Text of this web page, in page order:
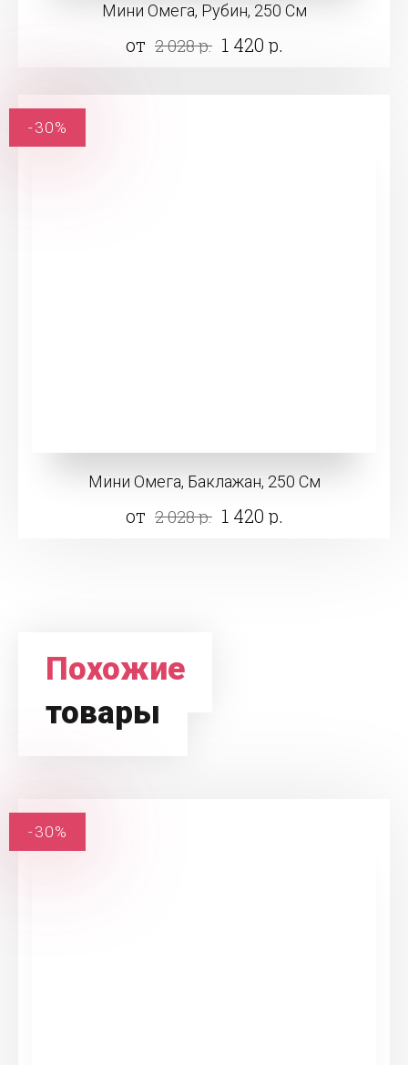
Мини Омега, Рубин, 250 См
от 2 028 р. 1 420 р.
Мини Омега, Баклажан, 250 См
от 2 028 р. 1 420 р.
-30%
Похожие
товары
-30%